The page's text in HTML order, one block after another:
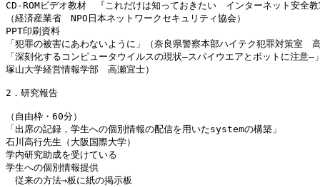
CD-ROMビデオ教材　『これだけは知っておきたい　インターネット安全
（経済産業省　NPO日本ネットワークセキュリティ協会）
PPT印刷資料
「犯罪の被害にあわないように」（奈良県警察本部ハイテク犯罪対策室　
「深刻化するコンピュータウイルスの現状―スパイウエアとボットに注意―
塚山大学経営情報学部　高瀬宜士）
2．研究報告
（自由枠・60分）
「出席の記録，学生への個別情報の配信を用いたsystemの構築」
石川高行先生（大阪国際大学）
学内研究助成を受けている
学生への個別情報提供
従来の方法→板に紙の掲示板